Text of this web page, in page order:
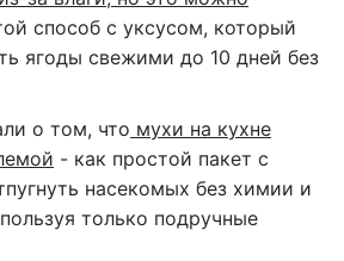
способ с уксусом, который
ягоды свежими до 10 дней без
о том, что мухи на кухне
- как простой пакет с
насекомых без химии и
только подручные